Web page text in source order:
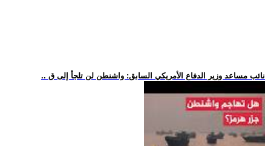
.. نائب مساعد وزير الدفاع الأمريكي السابق: واشنطن لن تلجأ إلى ق